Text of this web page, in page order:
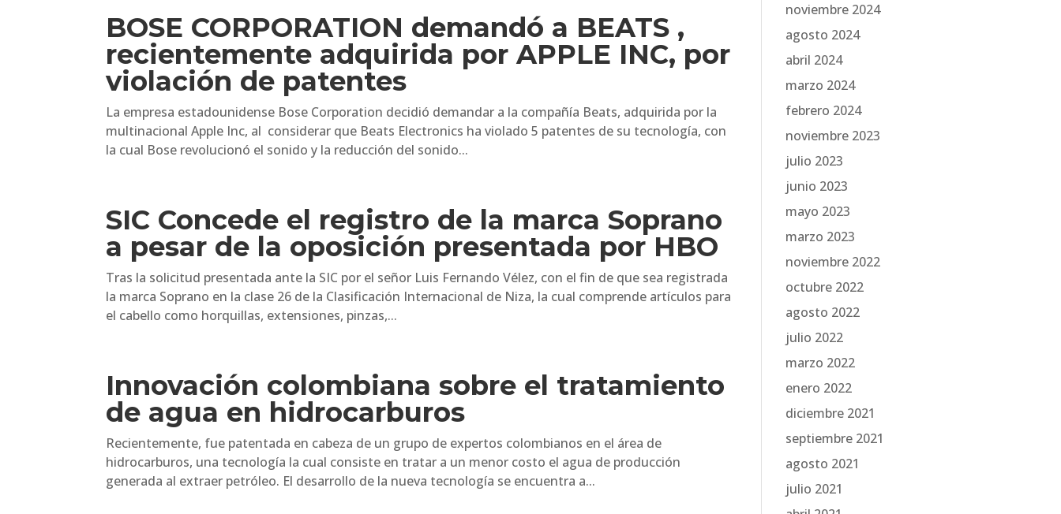
BOSE CORPORATION demandó a BEATS ,
recientemente adquirida por APPLE INC, por
violación de patentes
La empresa estadounidense Bose Corporation decidió demandar a la compañía Beats, adquirida por la
multinacional Apple Inc, al considerar que Beats Electronics ha violado 5 patentes de su tecnología, con
la cual Bose revolucionó el sonido y la reducción del sonido...
SIC Concede el registro de la marca Soprano
a pesar de la oposición presentada por HBO
Tras la solicitud presentada ante la SIC por el señor Luis Fernando Vélez, con el fin de que sea registrada
la marca Soprano en la clase 26 de la Clasificación Internacional de Niza, la cual comprende artículos para
el cabello como horquillas, extensiones, pinzas,...
Innovación colombiana sobre el tratamiento
de agua en hidrocarburos
Recientemente, fue patentada en cabeza de un grupo de expertos colombianos en el área de
hidrocarburos, una tecnología la cual consiste en tratar a un menor costo el agua de producción
generada al extraer petróleo. El desarrollo de la nueva tecnología se encuentra a...
noviembre 2024
agosto 2024
abril 2024
marzo 2024
febrero 2024
noviembre 2023
julio 2023
junio 2023
mayo 2023
marzo 2023
noviembre 2022
octubre 2022
agosto 2022
julio 2022
marzo 2022
enero 2022
diciembre 2021
septiembre 2021
agosto 2021
julio 2021